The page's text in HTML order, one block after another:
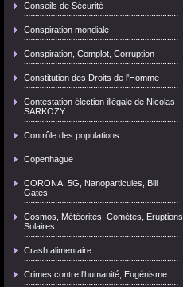
Conseils de Sécurité
Conspiration mondiale
Conspiration, Complot, Corruption
Constitution des Droits de l'Homme
Contestation élection illégale de Nicolas
SARKOZY
Contrôle des populations
Copenhague
CORONA, 5G, Nanoparticules, Bill
Gates
Cosmos, Météorites, Comètes, Eruptions
Solaires,
Crash alimentaire
Crimes contre l'humanité, Eugénisme